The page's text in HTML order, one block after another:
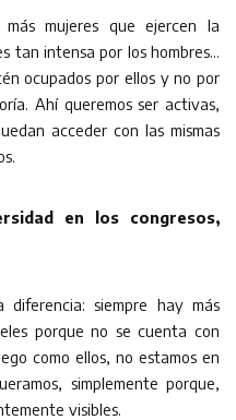
mujeres que ejercen la
tan intensa por los hombres…
ocupados por ellos y no por
Ahí queremos ser activas,
acceder con las mismas
en los congresos,
siempre hay más
porque no se cuenta con
como ellos, no estamos en
simplemente porque,
visibles.